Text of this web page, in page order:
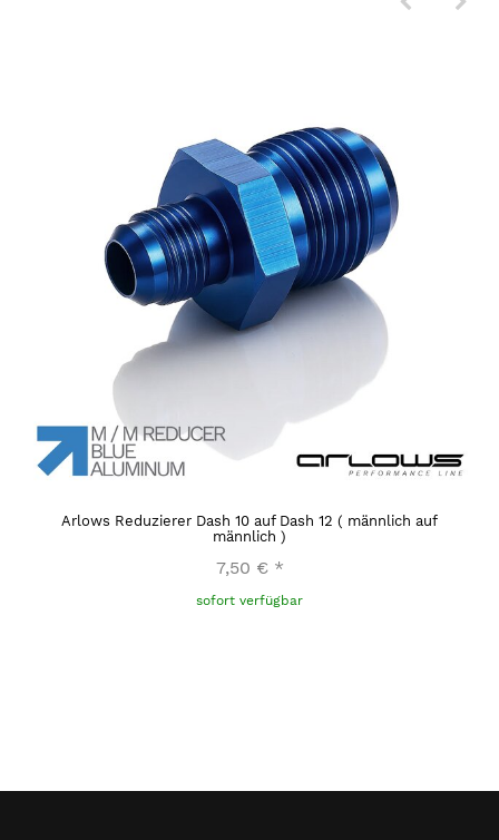
Arlows Reduzierer Dash 10 auf Dash 12 ( männlich auf
männlich )
7,50 € *
sofort verfügbar